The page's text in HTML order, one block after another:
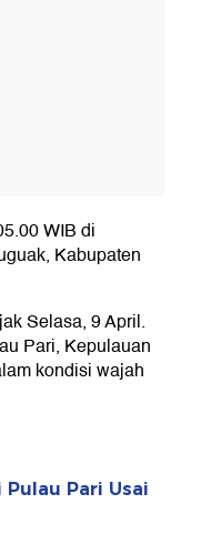
WIB di
Kabupaten
Selasa, 9 April.
Pari, Kepulauan
kondisi wajah
Pari Usai